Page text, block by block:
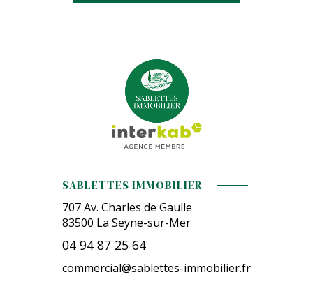
SABLETTES IMMOBILIER
707 Av. Charles de Gaulle
83500 La Seyne-sur-Mer
04 94 87 25 64
commercial@sablettes-immobilier.fr